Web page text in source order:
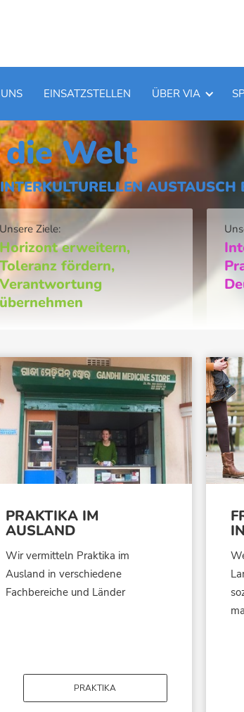
EINSATZSTELLEN ÜBER VIA
Welt
AUSTAUSCH
Unsere Ziele:
erweitern,
Toleranz fördern,
Verantwortung
übernehmen
PRAKTIKA IM
AUSLAND
Wir vermitteln Praktika im
Ausland in verschiedene
Fachbereiche und Länder
PRAKTIKA